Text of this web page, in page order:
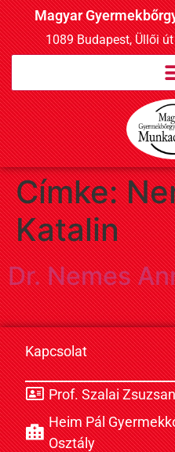
Magyar
1089 Budapest, Üllői
Címke:
Katalin
Dr. Nemes
Kapcsolat
Prof. Szalai
Heim Pál
Osztály